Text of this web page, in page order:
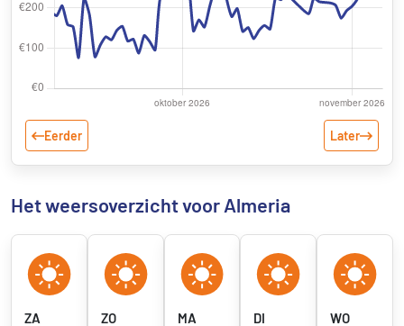
Eerder Later
Het weersoverzicht voor Almeria
ZA
ZO
MA
DI
WO